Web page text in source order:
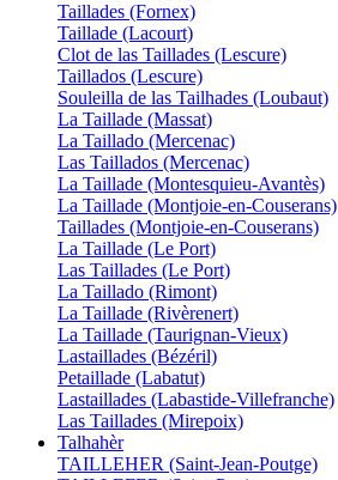
Taillades (Fornex)
Taillade (Lacourt)
Clot de las Taillades (Lescure)
Taillados (Lescure)
Souleilla de las Tailhades (Loubaut)
La Taillade (Massat)
La Taillado (Mercenac)
Las Taillados (Mercenac)
La Taillade (Montesquieu-Avantès)
La Taillade (Montjoie-en-Couserans)
Taillades (Montjoie-en-Couserans)
La Taillade (Le Port)
Las Taillades (Le Port)
La Taillado (Rimont)
La Taillade (Rivèrenert)
La Taillade (Taurignan-Vieux)
Lastaillades (Bézéril)
Petaillade (Labatut)
Lastaillades (Labastide-Villefranche)
Las Taillades (Mirepoix)
Talhahèr
TAILLEHER (Saint-Jean-Poutge)